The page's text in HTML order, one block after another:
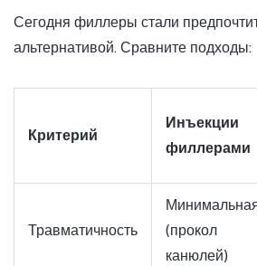
Сегодня филлеры стали
альтернативой. Сравните подходы:
Критерий
Инъекции
филлерами
Травматичность
(прокол
канюлей)